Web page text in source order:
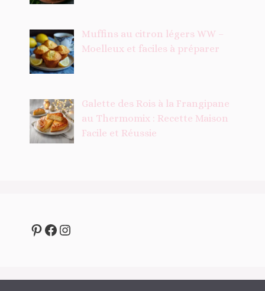
Muffins au citron légers WW –
Moelleux et faciles à préparer
Galette des Rois à la Frangipane
au Thermomix : Recette Maison
Facile et Réussie
Pinterest
Facebook
Instagram